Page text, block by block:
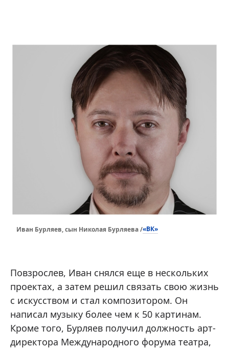
Иван Бурляев, сын Николая Бурляева /«ВК»
Повзрослев, Иван снялся еще в нескольких
проектах, а затем решил связать свою жизнь
с искусством и стал композитором. Он
написал музыку более чем к 50 картинам.
Кроме того, Бурляев получил должность арт-
директора Международного форума театра,